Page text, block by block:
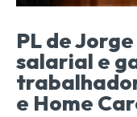
PL de
salarial e
e Home